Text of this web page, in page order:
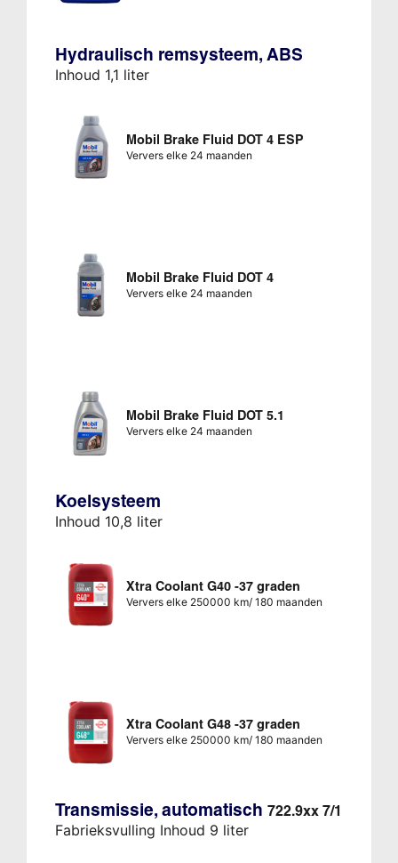
Hydraulisch remsysteem, ABS
Inhoud 1,1 liter
Mobil Brake Fluid DOT 4 ESP
Ververs elke 24 maanden
Mobil Brake Fluid DOT 4
Ververs elke 24 maanden
Mobil Brake Fluid DOT 5.1
Ververs elke 24 maanden
Koelsysteem
Inhoud 10,8 liter
Xtra Coolant G40 -37 graden
Ververs elke 250000 km/ 180 maanden
Xtra Coolant G48 -37 graden
Ververs elke 250000 km/ 180 maanden
Transmissie, automatisch 722.9xx 7/1
Fabrieksvulling Inhoud 9 liter